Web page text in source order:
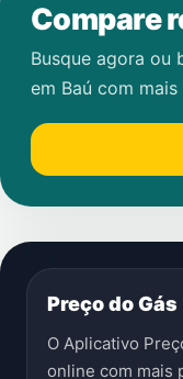
Compare
Busque agora ou
em Baú com mais
Preço do Gás
O Aplicativo
online com mais